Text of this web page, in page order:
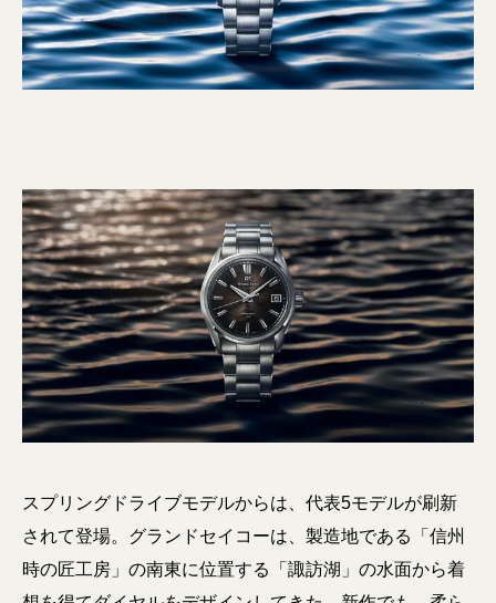
スプリングドライブモデルからは、代表5モデルが刷新
されて登場。グランドセイコーは、製造地である「信州
時の匠工房」の南東に位置する「諏訪湖」の水面から着